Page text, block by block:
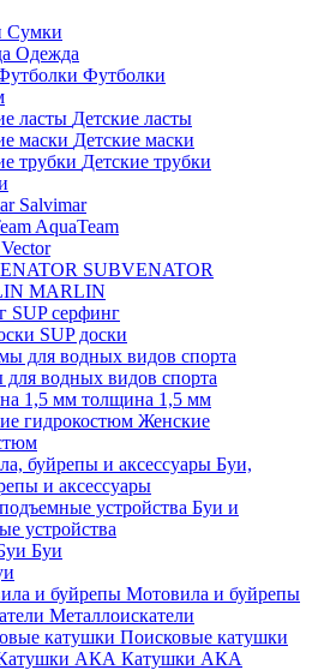
Сумки
Одежда
Футболки
Детские ласты
Детские маски
Детские трубки
Salvimar
AquaTeam
Vector
SUBVENATOR
MARLIN
SUP серфинг
SUP доски
водных видов спорта
толщина 1,5 мм
Женские
Буи,
и аксессуары
Буи и
устройства
Буи
Мотовила и буйрепы
Металлоискатели
Поисковые катушки
Катушки АКА